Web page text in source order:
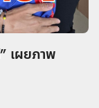
เผยภาพ